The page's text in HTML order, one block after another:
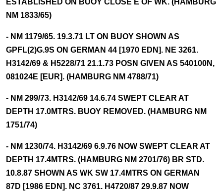
ESTABLISHED ON BUOY CLOSE E OF WK. (HAMBURG
NM 1833/65)
- NM 1179/65. 19.3.71 LT ON BUOY SHOWN AS
GPFL(2)G.9S ON GERMAN 44 [1970 EDN]. NE 3261.
H3142/69 & H5228/71 21.1.73 POSN GIVEN AS 540100N,
081024E [EUR]. (HAMBURG NM 4788/71)
- NM 299/73. H3142/69 14.6.74 SWEPT CLEAR AT
DEPTH 17.0MTRS. BUOY REMOVED. (HAMBURG NM
1751/74)
- NM 1230/74. H3142/69 6.9.76 NOW SWEPT CLEAR AT
DEPTH 17.4MTRS. (HAMBURG NM 2701/76) BR STD.
10.8.87 SHOWN AS WK SW 17.4MTRS ON GERMAN
87D [1986 EDN]. NC 3761. H4720/87 29.9.87 NOW